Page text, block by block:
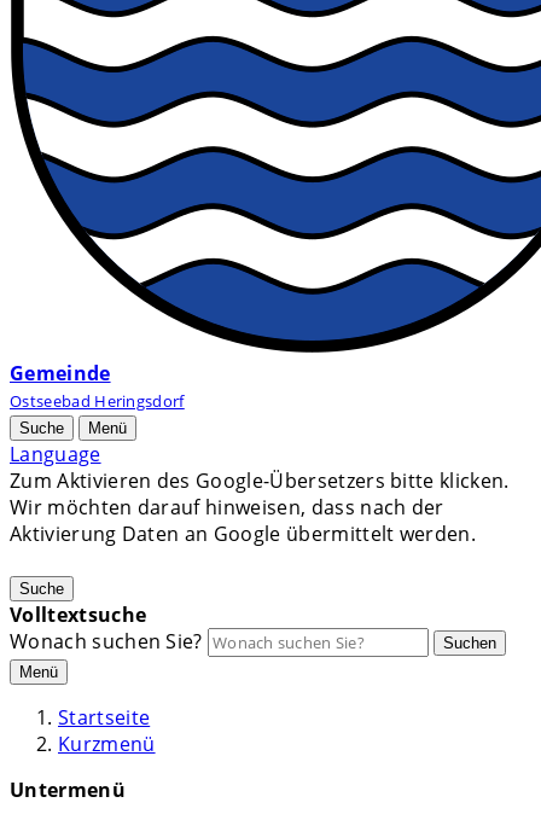
Gemeinde
Ostseebad Heringsdorf
Suche Menü
Language
Zum Aktivieren des Google-Übersetzers bitte klicken.
Wir möchten darauf hinweisen, dass nach der
Aktivierung Daten an Google übermittelt werden.
Suche
Volltextsuche
Wonach suchen Sie?
Suchen
Menü
Startseite
Kurzmenü
Untermenü